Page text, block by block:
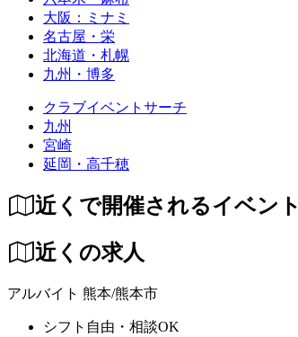
大阪：ミナミ
名古屋・栄
北海道・札幌
九州・博多
クラブイベントサーチ
九州
宮崎
延岡・高千穂
近くで開催されるイベント
近くの求人
アルバイト 熊本/熊本市
シフト自由・相談OK